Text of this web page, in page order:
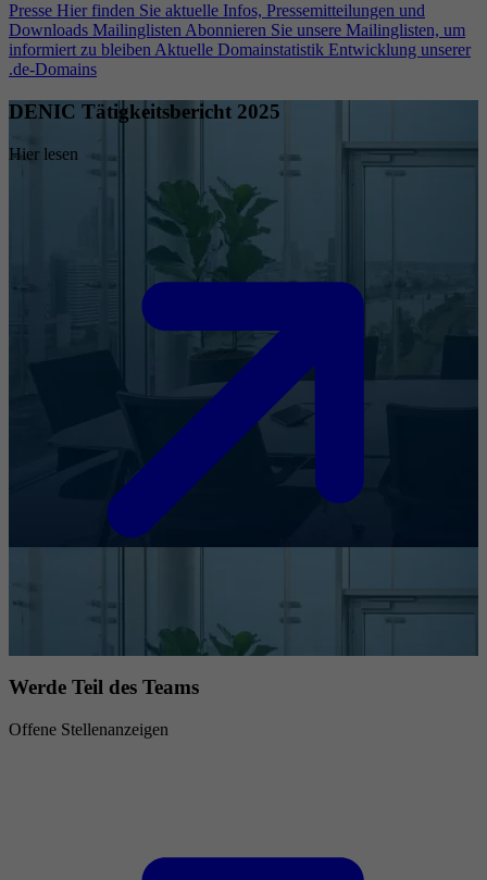
Presse Hier finden Sie aktuelle Infos, Pressemitteilungen und
Downloads Mailinglisten Abonnieren Sie unsere Mailinglisten, um
informiert zu bleiben Aktuelle Domainstatistik Entwicklung unserer
.de-Domains
DENIC Tätigkeitsbericht 2025
Hier lesen
Werde Teil des Teams
Offene Stellenanzeigen